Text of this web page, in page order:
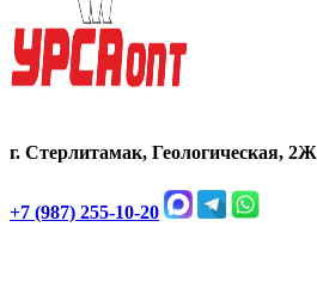
г. Стерлитамак, Геологическая, 2Ж
+7 (987) 255-10-20